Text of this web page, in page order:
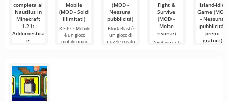
completa al
Nautilus in
Minecraft
1.21:
Addomesticamento
e
intitolato
Mobile
(MOD - Soldi
illimitati)
R.E.P.O. Mobile
è un gioco
mobile unico
(MOD -
Nessuna
pubblicità)
Block Blast è
un gioco di
puzzle creato
Fight &
Survive
(MOD -
Molte
risorse)
Zombiepunk:
Island-Idle
Game (MOD
- Nessuna
pubblicità,
premi
gratuiti)